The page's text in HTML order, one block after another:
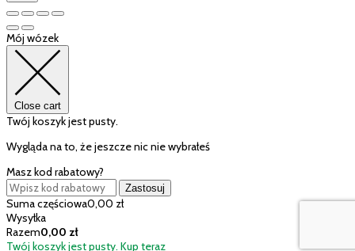
Mój wózek
Close cart
Twój koszyk jest pusty.
Wygląda na to, że jeszcze nic nie wybrałeś
Masz kod rabatowy?
Zastosuj
Suma częściowa0,00 zł
Wysyłka
Razem0,00 zł
Twój koszyk jest pusty. Kup teraz